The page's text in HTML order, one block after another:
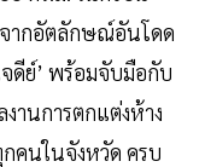
ากอัตลักษณ์อันโดด
ดีย์’ พร้อมจับมือกับ
านการตกแต่งห้าง
คนในจังหวัด ครบ